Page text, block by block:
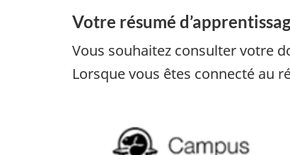
Votre résumé
Vous souhaitez consulter votre
Lorsque vous êtes connecté au